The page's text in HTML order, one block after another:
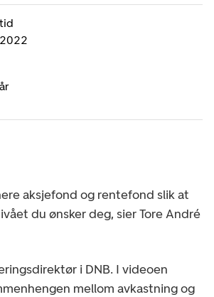
aksjefond og rentefond slik at
du ønsker deg, sier Tore André
i DNB. I videoen
mellom avkastning og